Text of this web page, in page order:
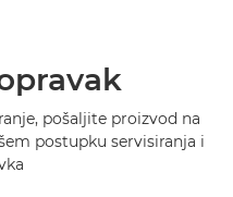
pošaljite proizvod na
postupku servisiranja i